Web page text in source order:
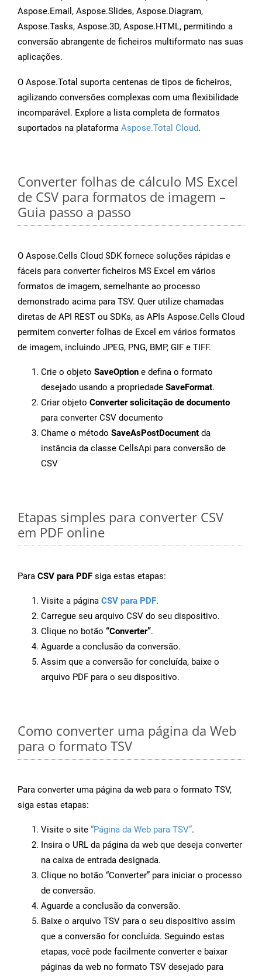
Aspose.Email, Aspose.Slides, Aspose.Diagram,
Aspose.Tasks, Aspose.3D, Aspose.HTML, permitindo a
conversão abrangente de ficheiros multiformato nas suas
aplicações.
O Aspose.Total suporta centenas de tipos de ficheiros,
agilizando conversões complexas com uma flexibilidade
incomparável. Explore a lista completa de formatos
suportados na plataforma Aspose.Total Cloud.
Converter folhas de cálculo MS Excel
de CSV para formatos de imagem –
Guia passo a passo
O Aspose.Cells Cloud SDK fornece soluções rápidas e
fáceis para converter ficheiros MS Excel em vários
formatos de imagem, semelhante ao processo
demonstrado acima para TSV. Quer utilize chamadas
diretas de API REST ou SDKs, as APIs Aspose.Cells Cloud
permitem converter folhas de Excel em vários formatos
de imagem, incluindo JPEG, PNG, BMP, GIF e TIFF.
Crie o objeto SaveOption e defina o formato
desejado usando a propriedade SaveFormat.
Criar objeto Converter solicitação de documento
para converter CSV documento
Chame o método SaveAsPostDocument da
instância da classe CellsApi para conversão de
CSV
Etapas simples para converter CSV
em PDF online
Para CSV para PDF siga estas etapas:
Visite a página CSV para PDF.
Carregue seu arquivo CSV do seu dispositivo.
Clique no botão “Converter”.
Aguarde a conclusão da conversão.
Assim que a conversão for concluída, baixe o
arquivo PDF para o seu dispositivo.
Como converter uma página da Web
para o formato TSV
Para converter uma página da web para o formato TSV,
siga estas etapas:
Visite o site “Página da Web para TSV”.
Insira o URL da página da web que deseja converter
na caixa de entrada designada.
Clique no botão “Converter” para iniciar o processo
de conversão.
Aguarde a conclusão da conversão.
Baixe o arquivo TSV para o seu dispositivo assim
que a conversão for concluída. Seguindo estas
etapas, você pode facilmente converter e baixar
páginas da web no formato TSV desejado para